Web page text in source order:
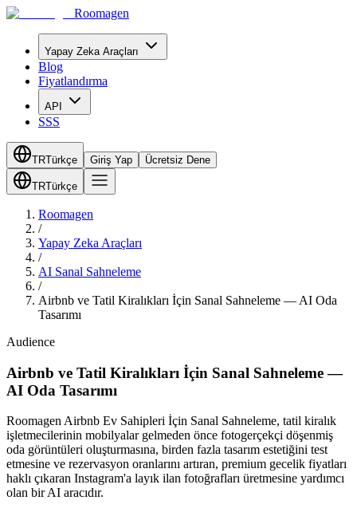
Roomagen
Yapay Zeka Araçları
Blog
Fiyatlandırma
API
SSS
TRTürkçe Giriş Yap Ücretsiz Dene
TRTürkçe
Roomagen
/
Yapay Zeka Araçları
/
AI Sanal Sahneleme
/
Airbnb ve Tatil Kiralıkları İçin Sanal Sahneleme — AI Oda
Tasarımı
Audience
Airbnb ve Tatil Kiralıkları İçin Sanal Sahneleme —
AI Oda Tasarımı
Roomagen Airbnb Ev Sahipleri İçin Sanal Sahneleme, tatil kiralık
işletmecilerinin mobilyalar gelmeden önce fotogerçekçi döşenmiş
oda görüntüleri oluşturmasına, birden fazla tasarım estetiğini test
etmesine ve rezervasyon oranlarını artıran, premium gecelik fiyatları
haklı çıkaran Instagram'a layık ilan fotoğrafları üretmesine yardımcı
olan bir AI aracıdır.